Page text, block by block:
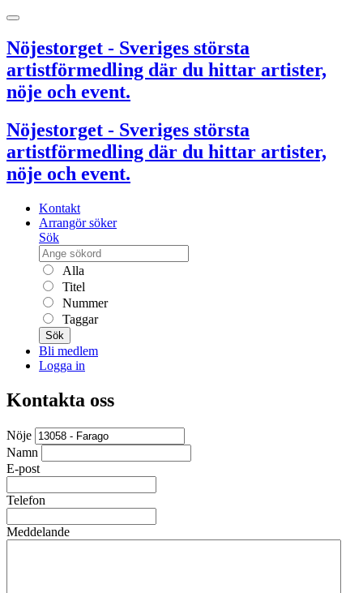
Nöjestorget - Sveriges största
artistförmedling där du hittar artister,
nöje och event.
Nöjestorget - Sveriges största
artistförmedling där du hittar artister,
nöje och event.
Kontakt
Arrangör söker
Sök
Alla
Titel
Nummer
Taggar
Sök
Bli medlem
Logga in
Kontakta oss
Nöje
Namn
E-post
Telefon
Meddelande